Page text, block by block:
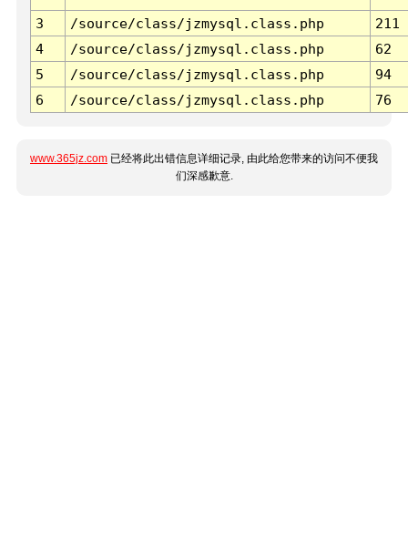
3 /source/class/jzmysql.class.php
211
4
/source/class/jzmysql.class.php
62
5
/source/class/jzmysql.class.php
94
6
/source/class/jzmysql.class.php 76
www.365jz.com 已经将此出错信息详细记录, 由此给您带来的访问不便我
们深感歉意.